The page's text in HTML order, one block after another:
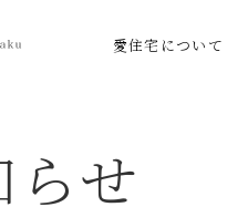
愛住宅について
せ